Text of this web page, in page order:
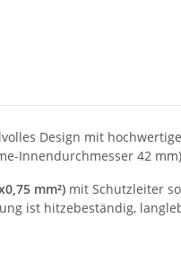
Design mit
Innendurchmesser 42
mm²) mit Schutzleiter
ist hitzebeständig,